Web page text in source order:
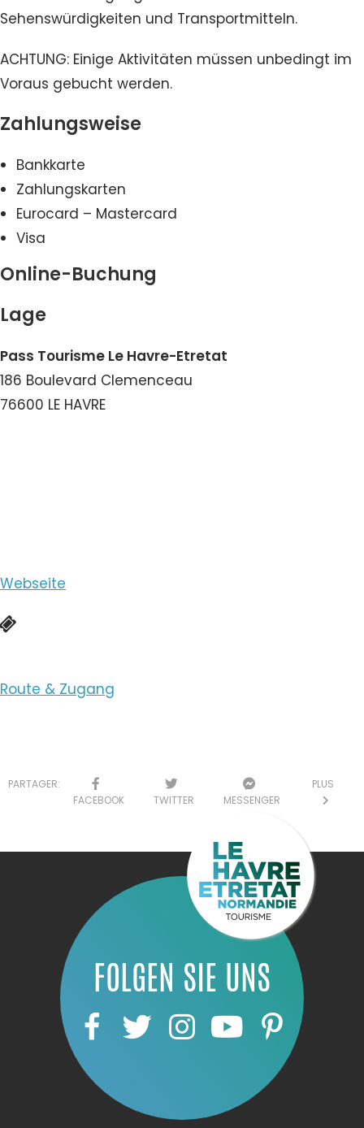
Sehenswürdigkeiten und Transportmitteln.
ACHTUNG: Einige Aktivitäten müssen unbedingt im
Voraus gebucht werden.
Zahlungsweise
Bankkarte
Zahlungskarten
Eurocard – Mastercard
Visa
Online-Buchung
Lage
Pass Tourisme Le Havre-Etretat
186 Boulevard Clemenceau
76600 LE HAVRE
Webseite
Online-Buchung
Route & Zugang
PARTAGER:
FACEBOOK
TWITTER MESSENGER
PLUS
FOLGEN SIE UNS